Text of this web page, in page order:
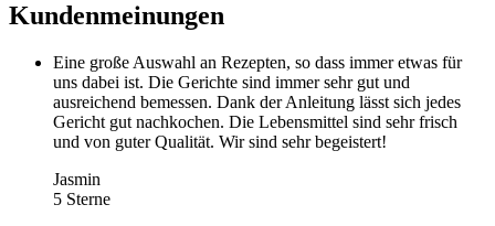
Kundenmeinungen
Eine große Auswahl an Rezepten, so dass immer etwas für
uns dabei ist. Die Gerichte sind immer sehr gut und
ausreichend bemessen. Dank der Anleitung lässt sich jedes
Gericht gut nachkochen. Die Lebensmittel sind sehr frisch
und von guter Qualität. Wir sind sehr begeistert!
Jasmin
5 Sterne